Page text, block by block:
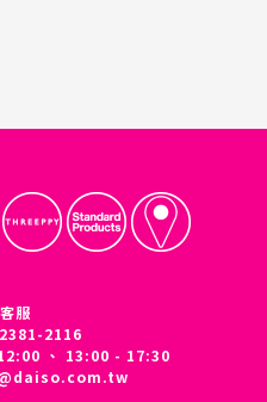
服
2116
、 13:00 - 17:30